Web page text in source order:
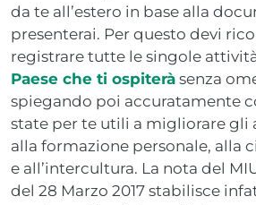
da te all’estero in base alla
presenterai. Per questo devi
registrare tutte le singole
Paese che ti ospiterà senza
spiegando poi accuratamente
state per te utili a migliorare gli
alla formazione personale, alla
e all’intercultura. La nota del
del 28 Marzo 2017 stabilisce